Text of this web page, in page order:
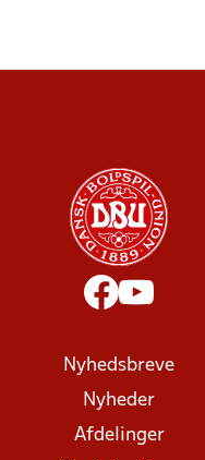
Nyhedsbreve
Nyheder
Afdelinger